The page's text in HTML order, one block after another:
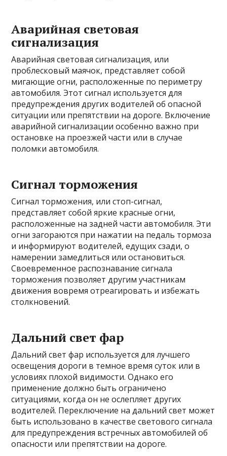
Аварийная световая
сигнализация
Аварийная световая сигнализация, или
проблесковый маячок, представляет собой
мигающие огни, расположенные по периметру
автомобиля. Этот сигнал используется для
предупреждения других водителей об опасной
ситуации или препятствии на дороге. Включение
аварийной сигнализации особенно важно при
остановке на проезжей части или в случае
поломки автомобиля.
Сигнал торможения
Сигнал торможения, или стоп-сигнал,
представляет собой яркие красные огни,
расположенные на задней части автомобиля. Эти
огни загораются при нажатии на педаль тормоза
и информируют водителей, едущих сзади, о
намерении замедлиться или остановиться.
Своевременное распознавание сигнала
торможения позволяет другим участникам
движения вовремя отреагировать и избежать
столкновений.
Дальний свет фар
Дальний свет фар используется для лучшего
освещения дороги в темное время суток или в
условиях плохой видимости. Однако его
применение должно быть ограничено
ситуациями, когда он не ослепляет других
водителей. Переключение на дальний свет может
быть использовано в качестве светового сигнала
для предупреждения встречных автомобилей об
опасности или препятствии на дороге.